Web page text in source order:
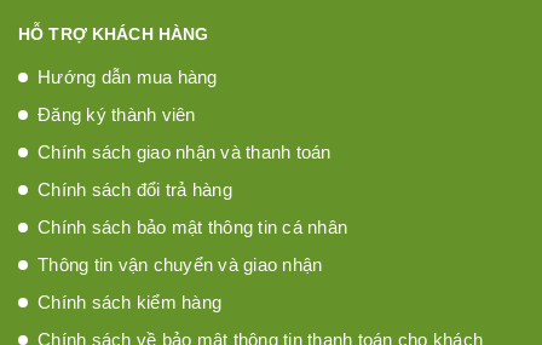
HỖ TRỢ KHÁCH HÀNG
Hướng dẫn mua hàng
Đăng ký thành viên
Chính sách giao nhận và thanh toán
Chính sách đổi trả hàng
Chính sách bảo mật thông tin cá nhân
Thông tin vận chuyển và giao nhận
Chính sách kiểm hàng
Chính sách về bảo mật thông tin thanh toán cho khách